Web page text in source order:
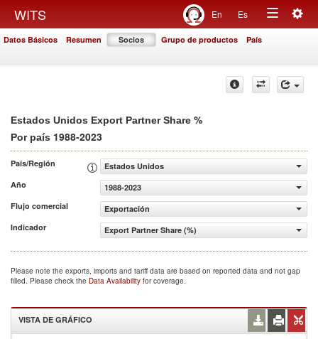
WITS En Es
Toggle
Datos Básicos Resumen Socios Grupo de productos País
Estados Unidos Export Partner Share %
Por país 1988-2023
País/Región
Estados Unidos
Año
1988-2023
Flujo comercial
Exportación
Indicador
Export Partner Share (%)
Please note the exports, imports and tariff data are based on reported data and not gap
filled. Please check the Data Availability for coverage.
VISTA DE GRÁFICO